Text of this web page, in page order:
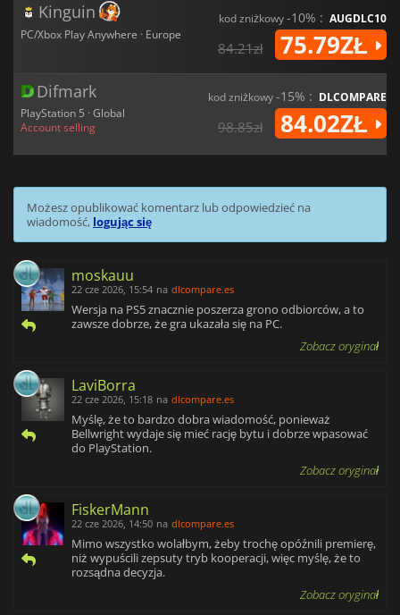
Kinguin
PC/Xbox Play Anywhere · Europe
kod zniżkowy-10% : AUGDLC10
84.21zł 75.79ZŁ
Difmark
PlayStation 5 · Global
Account selling
kod zniżkowy-15% : DLCOMPARE
98.85zł 84.02ZŁ
Możesz opublikować komentarz lub odpowiedzieć na
wiadomość, logując się
moskauu
22 cze 2026, 15:54 na dlcompare.es
Wersja na PS5 znacznie poszerza grono odbiorców, a to
zawsze dobrze, że gra ukazała się na PC.
Zobacz oryginał
LaviBorra
22 cze 2026, 15:18 na dlcompare.es
Myślę, że to bardzo dobra wiadomość, ponieważ
Bellwright wydaje się mieć rację bytu i dobrze wpasować
do PlayStation.
Zobacz oryginał
FiskerMann
22 cze 2026, 14:50 na dlcompare.es
Mimo wszystko wolałbym, żeby trochę opóźnili premierę,
niż wypuścili zepsuty tryb kooperacji, więc myślę, że to
rozsądna decyzja.
Zobacz oryginał